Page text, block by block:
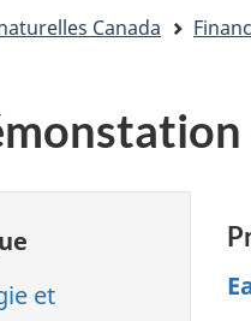
Canada
et